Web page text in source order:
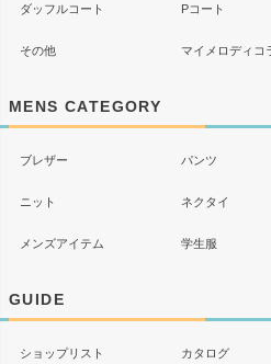
ダッフルコート Pコート
その他 マイメロディコ
MENS CATEGORY
ブレザー パンツ
ニット ネクタイ
メンズアイテム 学生服
GUIDE
ショップリスト カタログ